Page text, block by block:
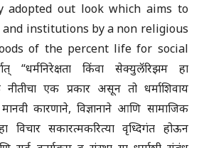
adopted out look which aims to
institutions by a non religious
of the percent life for social
“धर्मनिरेक्षता किंवा सेक्युलॅरिझम हा
नीतीचा एक प्रकार असून तो धर्माशिवाय
कारणाने, विज्ञानाने आणि सामाजिक
सकारत्मकरित्या वृध्दिगंत होऊन